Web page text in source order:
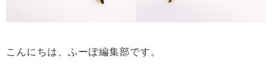
こんにちは、ふーぽ編集部です。